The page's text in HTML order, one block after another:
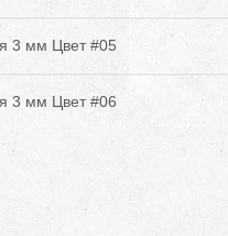
3 мм Цвет #05
3 мм Цвет #06